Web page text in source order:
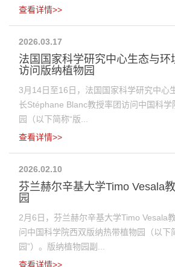
查看详情>>
2026.03.17
法国国家科学研究中心生态与环
访问版纳植物园
3月14日至16日，法国国家科学研究中心
长Stéphane Blanc教授率团访问中国科学
园（以下简称“版...
查看详情>>
2026.02.10
芬兰赫尔辛基大学Timo Vesala
园
2月6日，芬兰赫尔辛基大学Timo Vesala
问中国科学院西双版纳热带植物园（以下
园”）。版纳植物园副...
查看详情>>